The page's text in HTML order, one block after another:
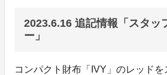
2023.6.16 追記情報「スタッ
ー」
コンパクト財布「IVY」のレッド